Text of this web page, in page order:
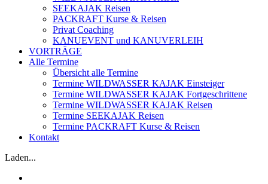
SEEKAJAK Reisen
PACKRAFT Kurse & Reisen
Privat Coaching
KANUEVENT und KANUVERLEIH
VORTRÄGE
Alle Termine
Übersicht alle Termine
Termine WILDWASSER KAJAK Einsteiger
Termine WILDWASSER KAJAK Fortgeschrittene
Termine WILDWASSER KAJAK Reisen
Termine SEEKAJAK Reisen
Termine PACKRAFT Kurse & Reisen
Kontakt
Laden...